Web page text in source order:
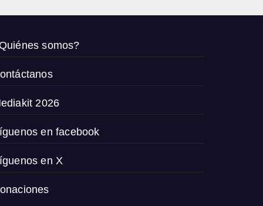
somos?
2026
en facebook
en X